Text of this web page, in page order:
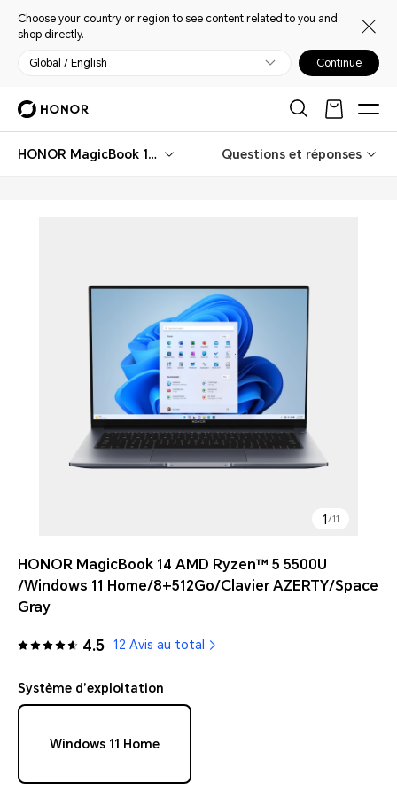
Choose your country or region to see content related to you and
shop directly.
Global / English Continue
HONOR MagicBook 14 AMD Questions et réponses
1 /11
HONOR MagicBook 14 AMD Ryzen™ 5 5500U
/Windows 11 Home/8+512Go/Clavier AZERTY/Space
Gray
4.5 12 Avis au total
Système d’exploitation
Windows 11 Home